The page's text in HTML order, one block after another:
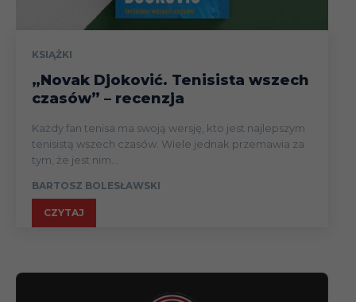
KSIĄŻKI
„Novak Djoković. Tenisista wszech
czasów” – recenzja
Każdy fan tenisa ma swoją wersję, kto jest najlepszym
tenisistą wszech czasów. Wiele jednak przemawia za
tym, że jest nim...
BARTOSZ BOLESŁAWSKI
CZYTAJ